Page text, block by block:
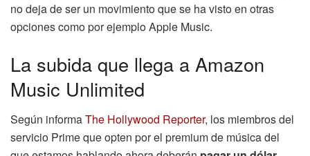
no deja de ser un movimiento que se ha visto en otras
opciones como por ejemplo Apple Music.
La subida que llega a Amazon
Music Unlimited
Según informaThe Hollywood Reporter, los miembros del
servicio Prime que opten por el premium de música del